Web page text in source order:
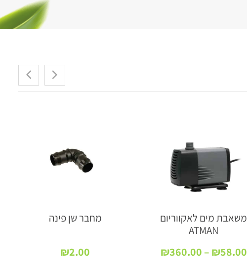
משאבת מים לאקווריום
ATMAN
₪58.00
–
₪360.00
מחבר שן פינה
₪2.00